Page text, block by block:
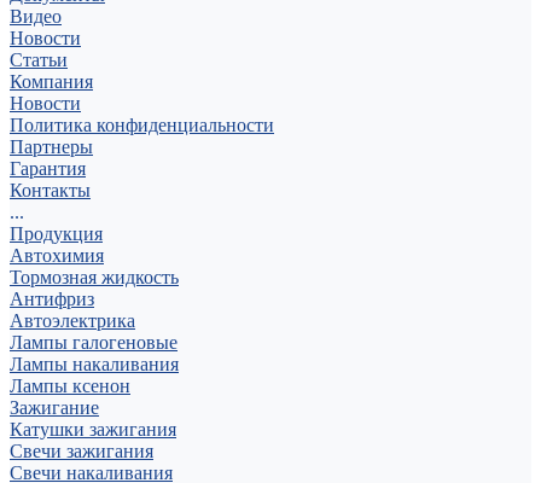
Видео
Новости
Статьи
Компания
Новости
Политика конфиденциальности
Партнеры
Гарантия
Контакты
...
Продукция
Автохимия
Тормозная жидкость
Антифриз
Автоэлектрика
Лампы галогеновые
Лампы накаливания
Лампы ксенон
Зажигание
Катушки зажигания
Свечи зажигания
Свечи накаливания